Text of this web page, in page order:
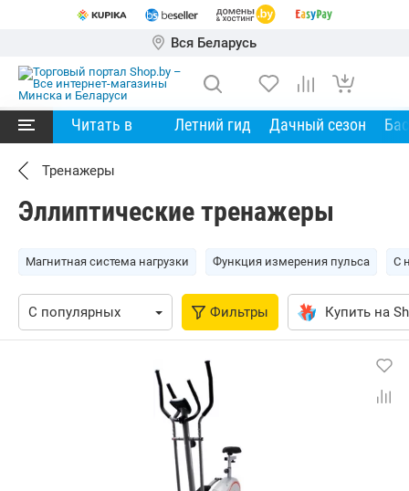
Вся Беларусь
Читать в Летний гид Дачный сезон
Тренажеры
Эллиптические тренажеры
Магнитная система нагрузки Функция измерения пульса С
Фильтры Купить на